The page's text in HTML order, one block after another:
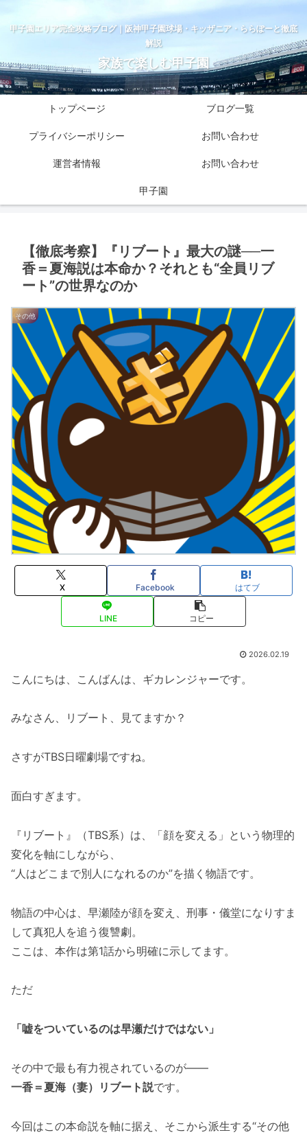
甲子園エリア完全攻略ブログ｜阪神甲子園球場・キッザニア・ららぽーと徹底
解説
家族で楽しむ甲子園
トップページ ブログ一覧
プライバシーポリシー お問い合わせ
運営者情報 お問い合わせ
甲子園
【徹底考察】『リブート』最大の謎──一
香＝夏海説は本命か？それとも“全員リブ
ート”の世界なのか
その他
X Facebook はてブ
LINE コピー
2026.02.19
こんにちは、こんばんは、ギカレンジャーです。
みなさん、リブート、見てますか？
さすがTBS日曜劇場ですね。
面白すぎます。
『リブート』（TBS系）は、「顔を変える」という物理的
変化を軸にしながら、
“人はどこまで別人になれるのか”を描く物語です。
物語の中心は、早瀬陸が顔を変え、刑事・儀堂になりすま
して真犯人を追う復讐劇。
ここは、本作は第1話から明確に示してます。
ただ
「嘘をついているのは早瀬だけではない」
その中で最も有力視されているのが――
一香＝夏海（妻）リブート説です。
今回はこの本命説を軸に据え、そこから派生する“その他